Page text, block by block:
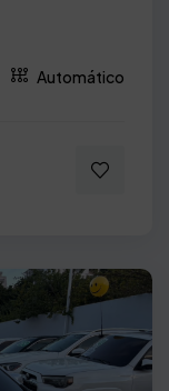
Automático